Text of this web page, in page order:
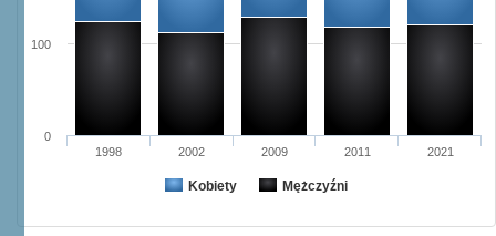
Kobiety Mężczyźni
1998 2002 2009 2011 2021
0
100